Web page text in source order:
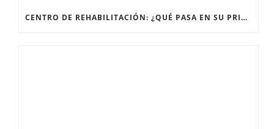
CENTRO DE REHABILITACIÓN: ¿QUÉ PASA EN SU PRIMERA SESIÓN?